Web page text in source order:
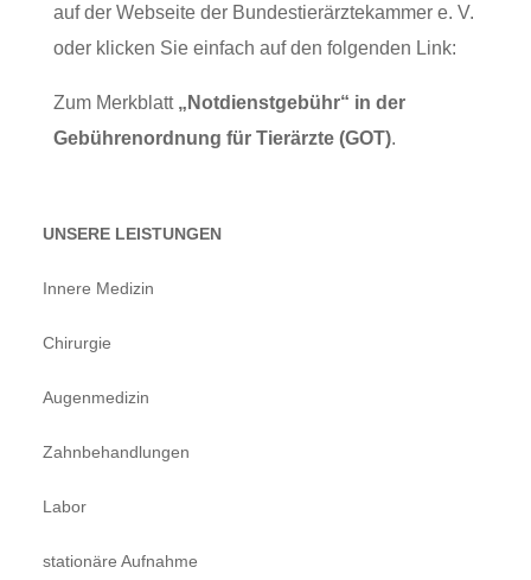
auf der Webseite der Bundestierärztekammer e. V.
oder klicken Sie einfach auf den folgenden Link:
Zum Merkblatt „Notdienstgebühr“ in der
Gebührenordnung für Tierärzte (GOT).
UNSERE LEISTUNGEN
Innere Medizin
Chirurgie
Augenmedizin
Zahnbehandlungen
Labor
stationäre Aufnahme